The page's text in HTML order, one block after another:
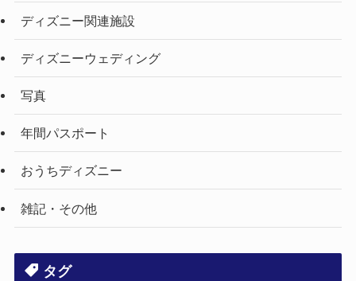
ディズニー関連施設
ディズニーウェディング
写真
年間パスポート
おうちディズニー
雑記・その他
タグ